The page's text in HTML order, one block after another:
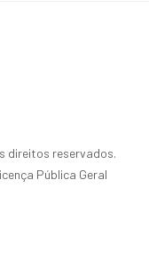
direitos reservados.
Pública Geral